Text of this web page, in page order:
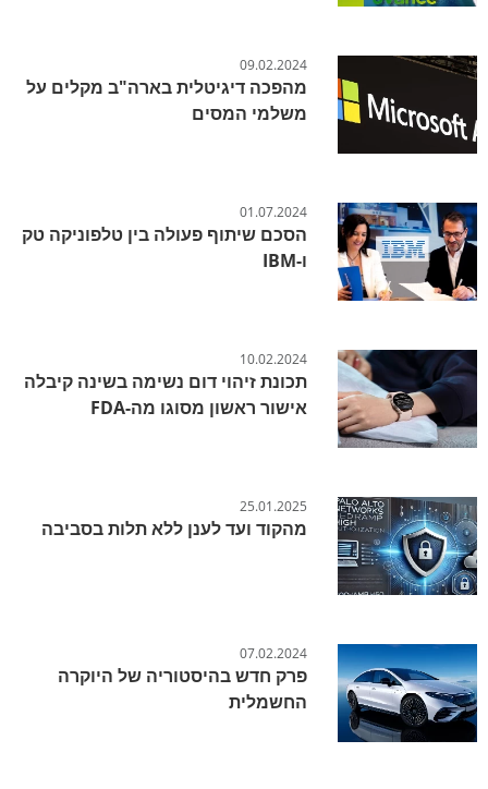
09.02.2024
מהפכה דיגיטלית בארה"ב מקלים על
משלמי המסים
01.07.2024
הסכם שיתוף פעולה בין טלפוניקה טק
ו-IBM
10.02.2024
תכונת זיהוי דום נשימה בשינה קיבלה
אישור ראשון מסוגו מה-FDA
25.01.2025
מהקוד ועד לענן ללא תלות בסביבה
07.02.2024
פרק חדש בהיסטוריה של היוקרה
החשמלית